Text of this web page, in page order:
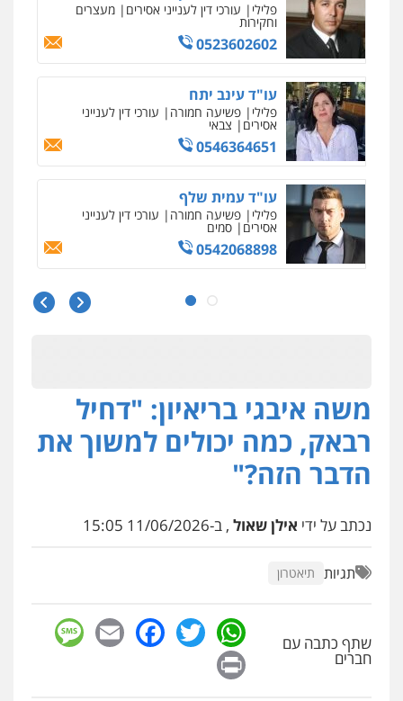
אסירים צבאי
0546364651
עו"ד עמית שלף
פלילי פשיעה חמורה עורכי דין לענייני
אסירים סמים
0542068898
עו"ד שגיא אקו
פלילי מעצרים וחקירות סמים עבירות מין
עורכי דין לענייני אסירים
0525279829
עו"ד שאדי כבהא
פלילי פשיעה חמורה אמצעי לחימה
אלימות עורכי דין לענייני אסירים
0528615306
פלילי פשיעה חמורה זכויות אדם
תעבורה
0523379525
משה איבגי בריאיון: "דחיל
רבאק, כמה יכולים למשוך את
הדבר הזה?"
נכתב על ידי אילן שאול , ב-11/06/2026 15:05
תגיות תיאטרון
שתף כתבה עם
חברים
WhatsApp
Twitter
Facebook
Email